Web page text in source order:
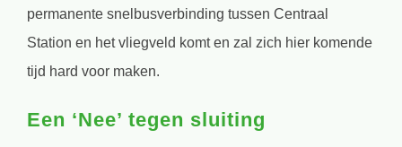
permanente snelbusverbinding tussen Centraal
Station en het vliegveld komt en zal zich hier komende
tijd hard voor maken.
Een ‘Nee’ tegen sluiting